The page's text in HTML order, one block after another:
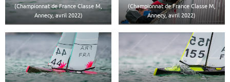
(Championnat de France Classe M,
Annecy, avril 2022)
(Championnat de France Classe M,
Annecy, avril 2022)